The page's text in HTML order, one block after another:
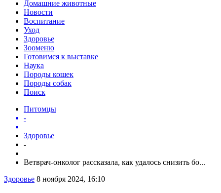
Домашние животные
Новости
Воспитание
Уход
Здоровье
Зооменю
Готовимся к выставке
Наука
Породы кошек
Породы собак
Поиск
Питомцы
-
Здоровье
-
Ветврач-онколог рассказала, как удалось снизить бо...
Здоровье 8 ноября 2024, 16:10